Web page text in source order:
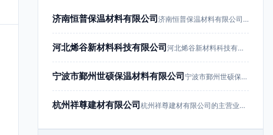
济南恒普保温材料有限公司 济南恒普保温材料有限公司成立于201…
河北烯谷新材料科技有限公司 河北烯谷新材料科技有限公司成立于20…
宁波市鄞州世硕保温材料有限公司 宁波市鄞州世硕保温材料有限公司成立于…
杭州祥尊建材有限公司 杭州祥尊建材有限公司的主营业务为建筑…